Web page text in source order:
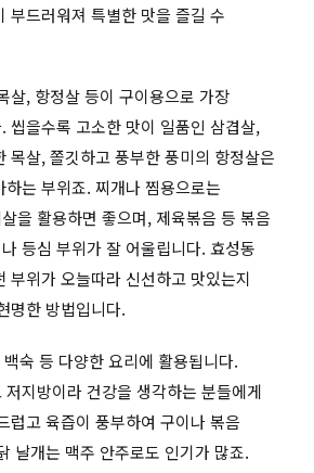
부드러워져 특별한 맛을 즐길 수
살, 항정살 등이 구이용으로 가장
씹을수록 고소한 맛이 일품인 삼겹살,
목살, 쫄깃하고 풍부한 풍미의 항정살은
는 부위죠. 찌개나 찜용으로는
을 활용하면 좋으며, 제육볶음 등 볶음
등심 부위가 잘 어울립니다. 효성동
부위가 오늘따라 신선하고 맛있는지
명한 방법입니다.
숙 등 다양한 요리에 활용됩니다.
지방이라 건강을 생각하는 분들에게
럽고 육즙이 풍부하여 구이나 볶음
날개는 맥주 안주로도 인기가 많죠.